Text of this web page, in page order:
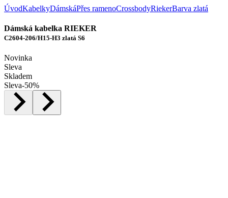
ÚvodKabelkyDámskáPřes ramenoCrossbodyRiekerBarva zlatá
Dámská kabelka RIEKER
C2604-206/H15-H3 zlatá S6
Novinka
Sleva
Skladem
Sleva-50%